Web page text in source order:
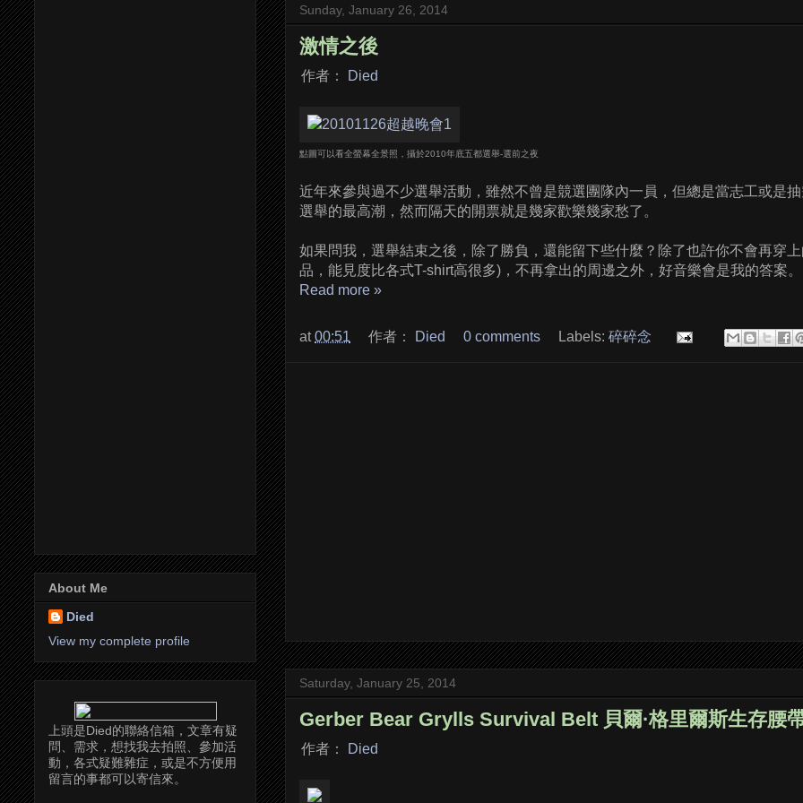
Sunday, January 26, 2014
激情之後
作者： Died
點圖可以看全螢幕全景照，攝於2010年底五都選舉-選前之夜
近年來參與過不少選舉活動，雖然不曾是競選團隊內一員，但總是當志工或是
選舉的最高潮，然而隔天的開票就是幾家歡樂幾家愁了。
如果問我，選舉結束之後，除了勝負，還能留下些什麼？除了也許你不會再穿
品，能見度比各式T-shirt高很多)，不再拿出的周邊之外，好音樂會是我的答案。
Read more »
at00:51 作者： Died 0 comments Labels: 碎碎念
Saturday, January 25, 2014
Gerber Bear Grylls Survival Belt 貝爾·格里爾斯生存腰
作者： Died
About Me
Died
View my complete profile
上頭是Died的聯絡信箱，文章有疑
問、需求，想找我去拍照、參加活
動，各式疑難雜症，或是不方便用
留言的事都可以寄信來。